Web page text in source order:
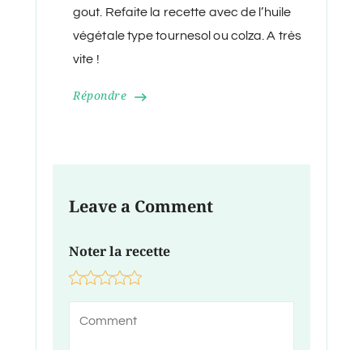
Répondre
gout. Refaite la recette avec de l’huile
végétale type tournesol ou colza. A très
vite !
Leave a Comment
Noter la recette